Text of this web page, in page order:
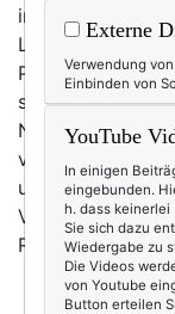
ins Jahr zu
Liebhaber von
sich wohl
Neujahr denke
vielleicht doch
um seine in
Vielleicht mache
Ritual des
Externe
Verwendung
Einbinden von
YouTube
In einigen
eingebunden.
h. dass
Sie sich dazu
Wiedergabe zu
Die Videos
von Youtube
Button erteilen